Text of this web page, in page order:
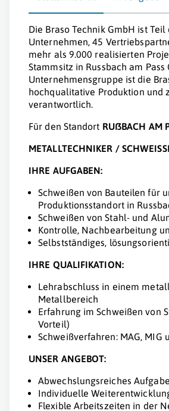
Die Braso Technik GmbH ist
Unternehmen, 45
mehr als 9.000 realisierten
Stammsitz in Russbach am
Unternehmensgruppe ist die
hochqualitative Produktion und
verantwortlich.
Für den Standort RUßBACH AM
METALLTECHNIKER /
IHRE AUFGABEN:
Schweißen von Bauteilen für
Produktionsstandort in
Schweißen von Stahl- und
Kontrolle, Nachbearbeitung
Selbstständiges,
IHRE QUALIFIKATION:
Lehrabschluss in einem
Metallbereich
Erfahrung im Schweißen von
Vorteil)
Schweißverfahren: MAG, MIG
UNSER ANGEBOT:
Abwechslungsreiches
Individuelle
Flexible Arbeitszeiten in der